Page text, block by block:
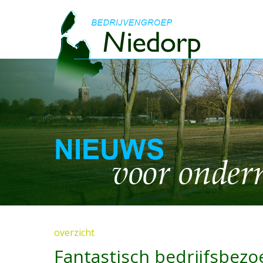
overzicht
Fantastisch